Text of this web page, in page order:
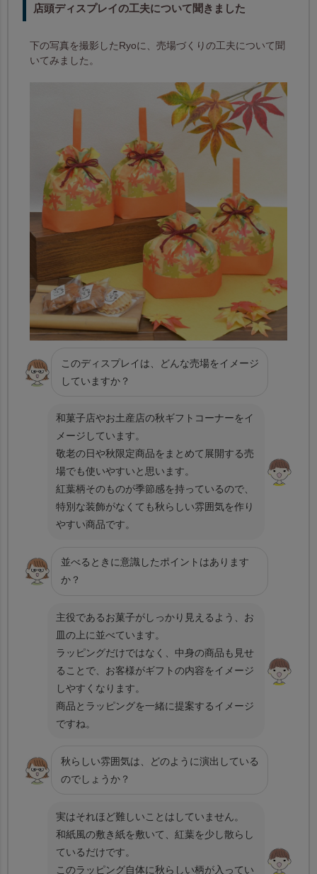
店頭ディスプレイの工夫について聞きました
下の写真を撮影したRyoに、売場づくりの工夫について聞
いてみました。
このディスプレイは、どんな売場をイメージ
していますか？
和菓子店やお土産店の秋ギフトコーナーをイ
メージしています。
敬老の日や秋限定商品をまとめて展開する売
場でも使いやすいと思います。
紅葉柄そのものが季節感を持っているので、
特別な装飾がなくても秋らしい雰囲気を作り
やすい商品です。
並べるときに意識したポイントはあります
か？
主役であるお菓子がしっかり見えるよう、お
皿の上に並べています。
ラッピングだけではなく、中身の商品も見せ
ることで、お客様がギフトの内容をイメージ
しやすくなります。
商品とラッピングを一緒に提案するイメージ
ですね。
秋らしい雰囲気は、どのように演出している
のでしょうか？
実はそれほど難しいことはしていません。
和紙風の敷き紙を敷いて、紅葉を少し散らし
ているだけです。
このラッピング自体に秋らしい柄が入ってい